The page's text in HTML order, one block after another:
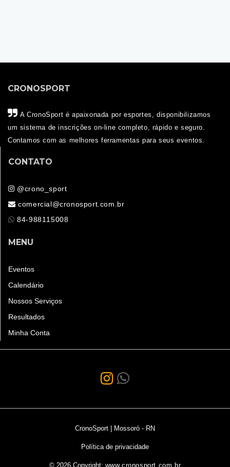
CRONOSPORT
A CronoSport é apaixonada por esportes, disponibilizamos
um sistema de inscrições on-line completo, rápido e seguro.
Contamos com as melhores ferramentas para seus eventos.
CONTATO
@crono_sport
comercial@cronosport.com.br
84-988115008
MENU
Eventos
Calendário
Nossos Serviços
Resultados
Minha Conta
CronoSport | Mossoró - RN
Política de privacidade
© 2026 Copyright: www.cronosport.com.br